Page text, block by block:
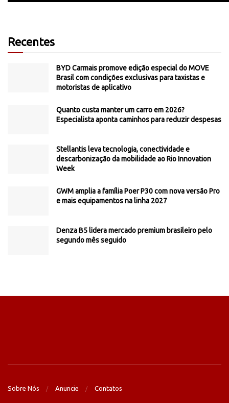
Recentes
BYD Carmais promove edição especial do MOVE
Brasil com condições exclusivas para taxistas e
motoristas de aplicativo
Quanto custa manter um carro em 2026?
Especialista aponta caminhos para reduzir despesas
Stellantis leva tecnologia, conectividade e
descarbonização da mobilidade ao Rio Innovation
Week
GWM amplia a família Poer P30 com nova versão Pro
e mais equipamentos na linha 2027
Denza B5 lidera mercado premium brasileiro pelo
segundo mês seguido
Sobre Nós Anuncie Contatos